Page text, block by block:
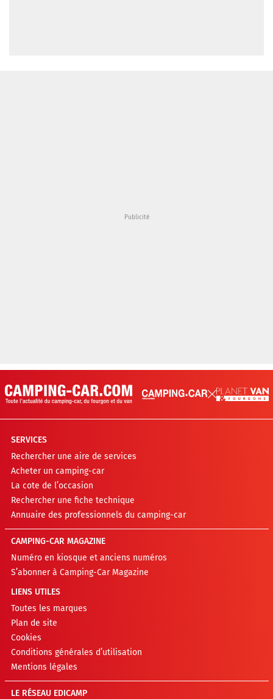
SERVICES
Rechercher une aire de services
Acheter un camping-car
La cote de l’occasion
Rechercher une fiche technique
Annuaire des professionnels du camping-car
CAMPING-CAR MAGAZINE
Numéro en kiosque et anciens numéros
S’abonner à Camping-Car Magazine
LIENS UTILES
Toutes les marques
Plan de site
Cookies
Conditions générales d’utilisation
Mentions légales
LE RÉSEAU EDICAMP